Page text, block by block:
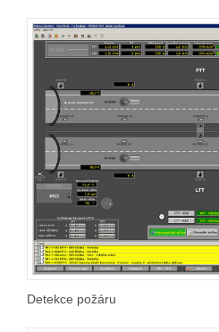
Detekce požáru